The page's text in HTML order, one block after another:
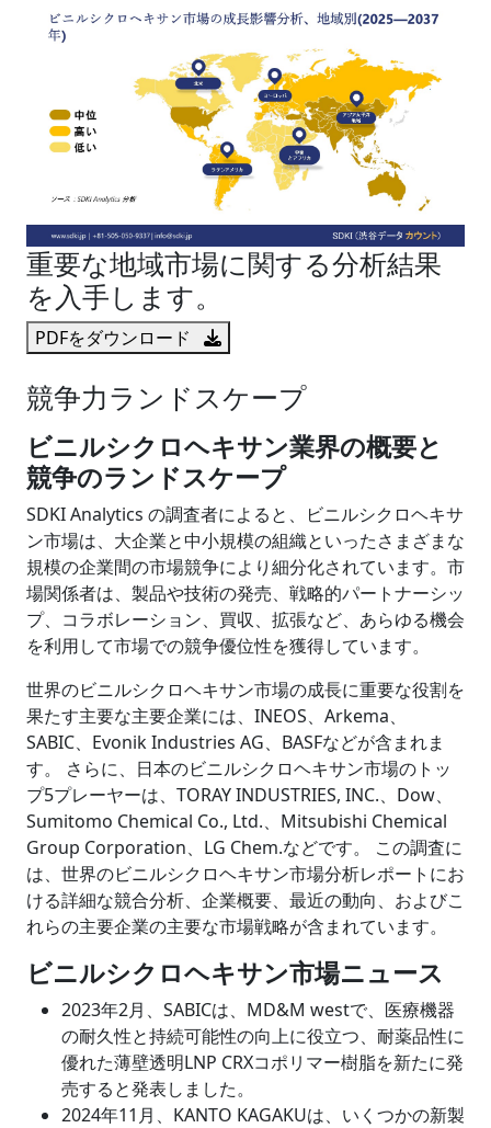
重要な地域市場に関する分析結果
を入手します。
PDFをダウンロード
競争力ランドスケープ
ビニルシクロヘキサン業界の概要と
競争のランドスケープ
SDKI Analytics の調査者によると、ビニルシクロヘキサ
ン市場は、大企業と中小規模の組織といったさまざまな
規模の企業間の市場競争により細分化されています。市
場関係者は、製品や技術の発売、戦略的パートナーシッ
プ、コラボレーション、買収、拡張など、あらゆる機会
を利用して市場での競争優位性を獲得しています。
世界のビニルシクロヘキサン市場の成長に重要な役割を
果たす主要な主要企業には、 INEOS、Arkema、
SABIC、Evonik Industries AG、BASFなどが含まれま
す。 さらに、日本のビニルシクロヘキサン市場のトッ
プ5プレーヤーは、TORAY INDUSTRIES, INC.、Dow、
Sumitomo Chemical Co., Ltd.、Mitsubishi Chemical
Group Corporation、LG Chem.などです。 この調査に
は、世界のビニルシクロヘキサン市場分析レポートにお
ける詳細な競合分析、企業概要、最近の動向、およびこ
れらの主要企業の主要な市場戦略が含まれています。
ビニルシクロヘキサン市場ニュース
2023年2月、SABICは、MD&M westで、医療機器
の耐久性と持続可能性の向上に役立つ、耐薬品性に​​
優れた薄壁透明LNP CRXコポリマー樹脂を新たに発
売すると発表しました。
2024年11月、KANTO KAGAKUは、いくつかの新製